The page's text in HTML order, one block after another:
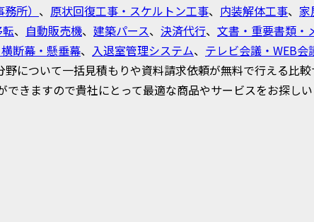
所） 、 原状回復工事・スケルトン工事、 内装解体工事、 家
、 自動販売機、 建築パース、 決済代行、 文書・重要書類・
断幕・懸垂幕、 入退室管理システム、 テレビ会議・WEB会
野について一括見積もりや資料請求依頼が無料で行える比
きますので貴社にとって最適な商品やサービスをお探し